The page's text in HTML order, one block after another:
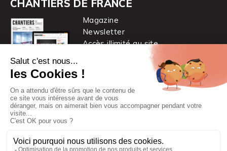
CHANTIERS DE FRANCE
Magazine
Newsletter
Accès illimité au site
Chantiers de France est une marque